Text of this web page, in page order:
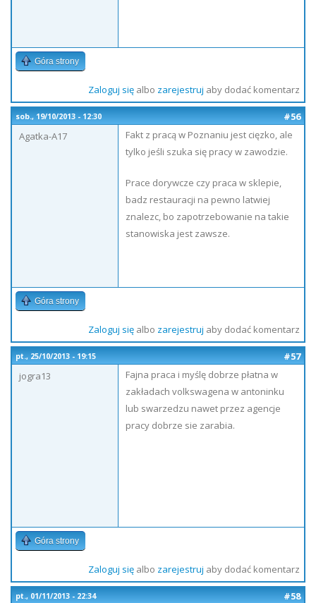
Góra strony
Zaloguj sięalbo zarejestruj aby dodać komentarz
sob., 19/10/2013 - 12:30
#56
Agatka-A17
Fakt z pracą w Poznaniu jest cięzko, ale
tylko jeśli szuka się pracy w zawodzie.
Prace dorywcze czy praca w sklepie,
badz restauracji na pewno latwiej
znalezc, bo zapotrzebowanie na takie
stanowiska jest zawsze.
Góra strony
Zaloguj sięalbo zarejestruj aby dodać komentarz
pt., 25/10/2013 - 19:15
#57
jogra13
Fajna praca i myślę dobrze płatna w
zakładach volkswagena w antoninku
lub swarzedzu nawet przez agencje
pracy dobrze sie zarabia.
Góra strony
Zaloguj sięalbo zarejestruj aby dodać komentarz
pt., 01/11/2013 - 22:34
#58